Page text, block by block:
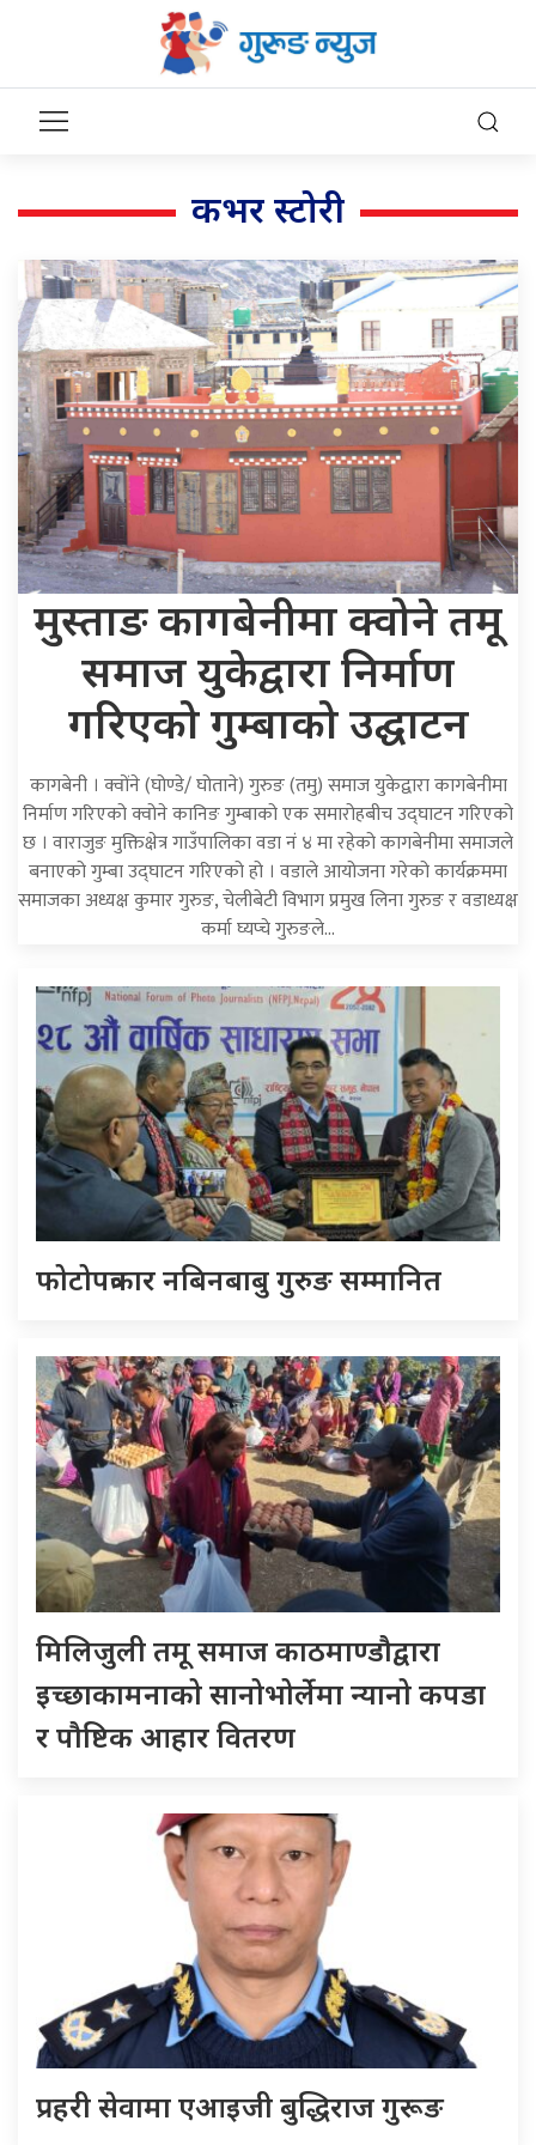
कभर स्टोरी
मुस्ताङ कागबेनीमा क्वोने तमू
समाज युकेद्वारा निर्माण
गरिएको गुम्बाको उद्घाटन
कागबेनी । क्वोंने (घोण्डे/ घोताने) गुरुङ (तमु) समाज युकेद्वारा कागबेनीमा
निर्माण गरिएको क्वोने कानिङ गुम्बाको एक समारोहबीच उद्घाटन गरिएको
छ । वाराजुङ मुक्तिक्षेत्र गाउँपालिका वडा नं ४ मा रहेको कागबेनीमा समाजले
बनाएको गुम्बा उद्घाटन गरिएको हो । वडाले आयोजना गरेको कार्यक्रममा
समाजका अध्यक्ष कुमार गुरुङ, चेलीबेटी विभाग प्रमुख लिना गुरुङ र वडाध्यक्ष
कर्मा घ्यप्चे गुरुङले…
फोटोपत्रकार नबिनबाबु गुरुङ सम्मानित
मिलिजुली तमू समाज काठमाण्डौद्वारा
इच्छाकामनाको सानोभोर्लेमा न्यानो कपडा
र पौष्टिक आहार वितरण
प्रहरी सेवामा एआइजी बुद्धिराज गुरूङ